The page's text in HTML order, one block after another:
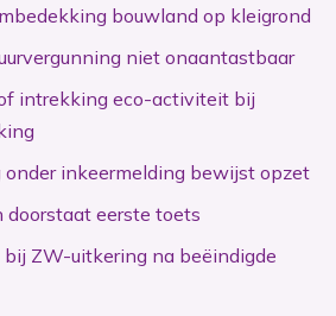
bouwland op kleigrond
niet onaantastbaar
intrekking eco-activiteit bij
inkeermelding bewijst opzet
eerste toets
ZW-uitkering na beëindigde